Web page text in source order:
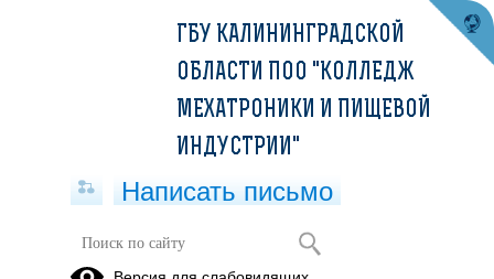
Патриотический час "Герои
ГБУ КАЛИНИНГРАДСКОЙ
ОБЛАСТИ ПОО "КОЛЛЕДЖ
МЕХАТРОНИКИ И ПИЩЕВОЙ
ИНДУСТРИИ"
Написать письмо